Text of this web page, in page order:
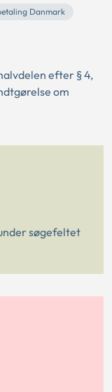
Danmark
efter § 4,
om
søgefeltet